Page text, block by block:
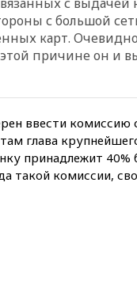
с большой
карт.
причине он и
ввести комиссию
глава
принадлежит 40%
такой комиссии,